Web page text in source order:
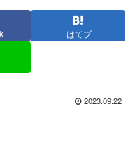
はてブ
2023.09.22